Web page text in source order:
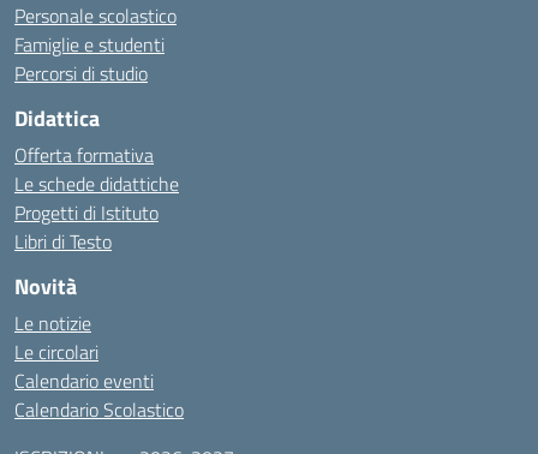
Personale scolastico
Famiglie e studenti
Percorsi di studio
Didattica
Offerta formativa
Le schede didattiche
Progetti di Istituto
Libri di Testo
Novità
Le notizie
Le circolari
Calendario eventi
Calendario Scolastico